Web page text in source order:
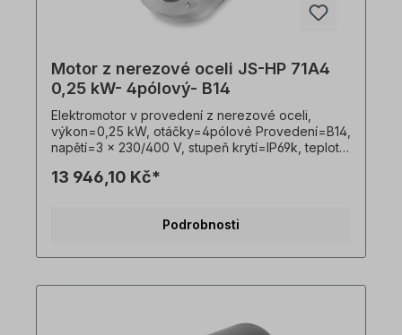
Motor z nerezové oceli JS-HP 71A4
0,25 kW- 4pólový- B14
Elektromotor v provedení z nerezové oceli,
výkon=0,25 kW, otáčky=4pólové Provedení=B14,
napětí=3 x 230/400 V, stupeň krytí=IP69k, teplotní
hygienický kabelový vývod, vhodný pro
provádět pouze kvalifikovaní pracovníci
výrobků jsou nezávazné příklady!
13 946,10 Kč*
Podrobnosti